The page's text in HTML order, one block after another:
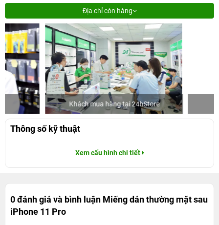
Địa chỉ còn hàng
Khách mua hàng tại 24hStore
Thông số kỹ thuật
Xem cấu hình chi tiết
0 đánh giá và bình luận Miếng dán thường mặt sau
iPhone 11 Pro